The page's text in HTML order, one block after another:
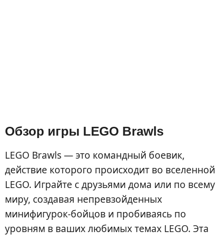
Обзор игры LEGO Brawls
LEGO Brawls — это командный боевик,
действие которого происходит во вселенной
LEGO. Играйте с друзьями дома или по всему
миру, создавая непревзойденных
минифигурок-бойцов и пробиваясь по
уровням в ваших любимых темах LEGO. Эта